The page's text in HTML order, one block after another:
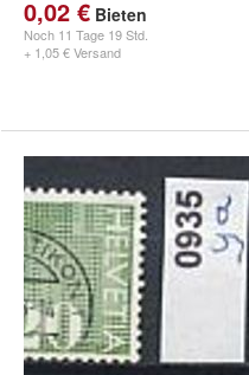
0,02 € Bieten
Noch 11 Tage 19 Std.
+ 1,05 € Versand